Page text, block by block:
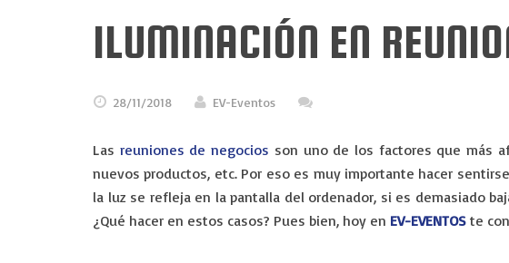
ILUMINACIÓN EN
28/11/2018 EV-Eventos
Las reuniones de negocios son uno de los factores que más
nuevos productos, etc. Por eso es muy importante hacer
la luz se refleja en la pantalla del ordenador, si es demasiado
¿Qué hacer en estos casos? Pues bien, hoy en EV-EVENTOS te